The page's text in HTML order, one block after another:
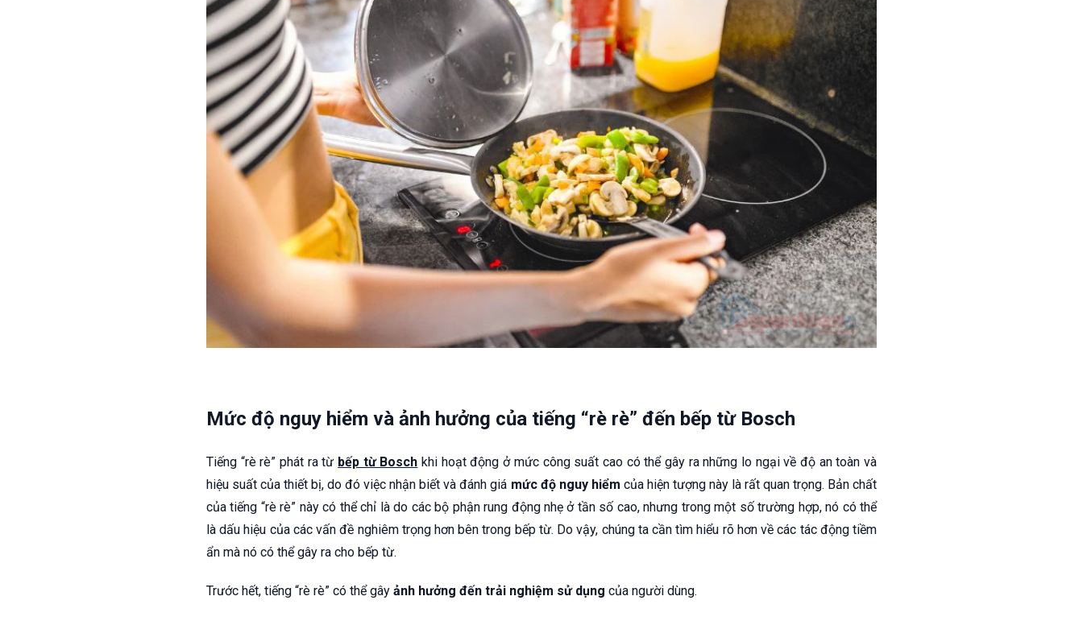
Mức độ nguy hiểm và ảnh hưởng của tiếng “rè rè” đến bếp từ Bosch
Tiếng “rè rè” phát ra từ bếp từ Bosch khi hoạt động ở mức công suất cao có thể gây ra những lo ngại về độ an toàn và
hiệu suất của thiết bị, do đó việc nhận biết và đánh giá mức độ nguy hiểm của hiện tượng này là rất quan trọng. Bản chất
của tiếng “rè rè” này có thể chỉ là do các bộ phận rung động nhẹ ở tần số cao, nhưng trong một số trường hợp, nó có thể
là dấu hiệu của các vấn đề nghiêm trọng hơn bên trong bếp từ. Do vậy, chúng ta cần tìm hiểu rõ hơn về các tác động tiềm
ẩn mà nó có thể gây ra cho bếp từ.
Trước hết, tiếng “rè rè” có thể gây ảnh hưởng đến trải nghiệm sử dụng của người dùng.